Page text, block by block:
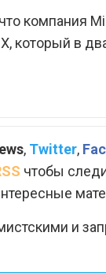
компания
который в
, Twitter,
чтобы
и